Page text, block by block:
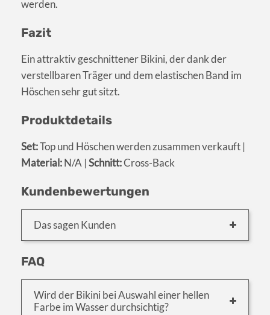
werden.
Fazit
Ein attraktiv geschnittener Bikini, der dank der
verstellbaren Träger und dem elastischen Band im
Höschen sehr gut sitzt.
Produktdetails
Set:Top und Höschen werden zusammen verkauft |
Material:N/A | Schnitt:Cross-Back
Kundenbewertungen
Das sagen Kunden
FAQ
Wird der Bikini bei Auswahl einer hellen
Farbe im Wasser durchsichtig?